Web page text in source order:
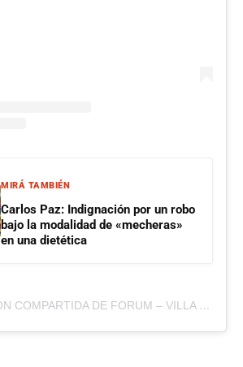
MIRÁ TAMBIÉN
Carlos Paz: Indignación por un robo
bajo la modalidad de «mecheras»
en una dietética
UNA PUBLICACIÓN COMPARTIDA DE FORUM – VILLA CARLOS PAZ (@FORUMVCP)